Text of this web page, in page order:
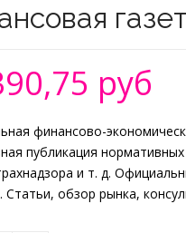
руб
финансово-
публикация
и т. д.
Статьи, обзор рынка,